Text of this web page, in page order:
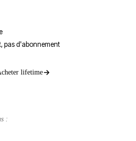
pas d'abonnement
lifetime
: